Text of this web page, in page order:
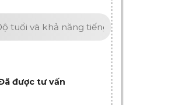
được tư vấn